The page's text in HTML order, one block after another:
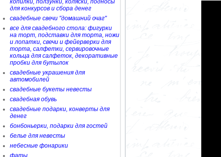
копилки, ползунки, коляски, подносы
для конкурсов и сбора денег
свадебные свечи "домашний очаг"
все для свадебного стола: фигурки
на торт, подставки для торта, ножи
и лопатки, свечи и фейерверки для
торта, салфетки, сервировочные
кольца для салфеток, декоративные
пробки для бутылок
свадебные украшения для
автомобилей
свадебные букеты невесты
свадебная обувь
свадебные подарки, конверты для
денег
бонбоньерки, подарки для гостей
белье для невесты
небесные фонарики
фаты